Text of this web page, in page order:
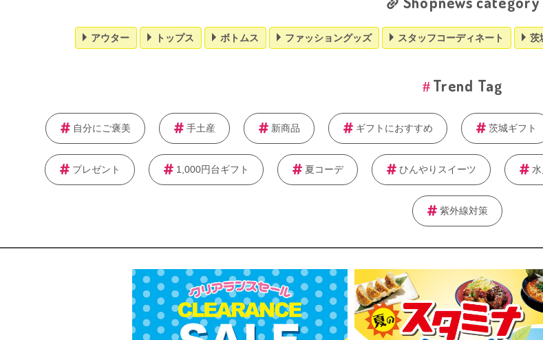
アウター トップス ボトムス ファッショングッズ スタッフコーディネート 茨
Trend Tag
自分にご褒美 手土産 新商品 ギフトにおすすめ 茨城ギフト
プレゼント 1,000円台ギフト 夏コーデ ひんやりスイーツ
紫外線対策